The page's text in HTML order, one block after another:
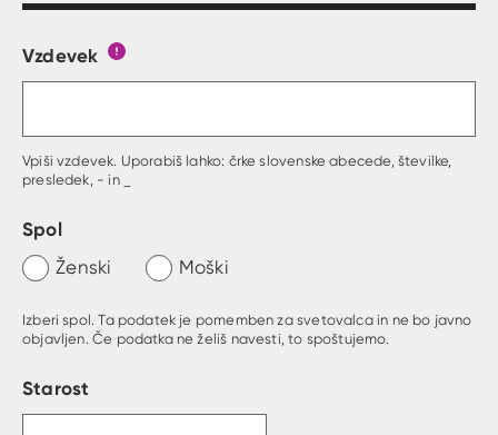
Obrazec, kjer lahko zastaviš vprašanje
Vzdevek
Vpiši vzdevek. Uporabiš lahko: črke slovenske abecede, številke,
presledek, - in _
Spol
Ženski Moški
Izberi spol. Ta podatek je pomemben za svetovalca in ne bo javno
objavljen. Če podatka ne želiš navesti, to spoštujemo.
Starost